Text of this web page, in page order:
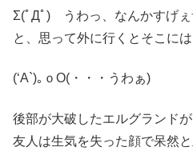
Σ(ﾟДﾟ) うわっ、なんかすげぇ
と、思って外に行くとそこには
(‘A`)｡ｏO(・・・うわぁ)
後部が大破したエルグランドが
友人は生気を失った顔で呆然と